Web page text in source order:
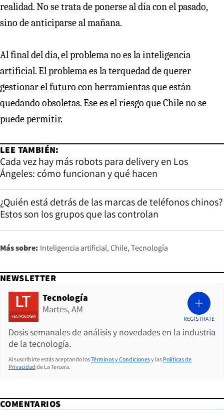
realidad. No se trata de ponerse al día con el pasado,
sino de anticiparse al mañana.
Al final del día, el problema no es la inteligencia
artificial. El problema es la terquedad de querer
gestionar el futuro con herramientas que están
quedando obsoletas. Ese es el riesgo que Chile no se
puede permitir.
LEE TAMBIÉN:
Cada vez hay más robots para delivery en Los
Ángeles: cómo funcionan y qué hacen
¿Quién está detrás de las marcas de teléfonos chinos?
Estos son los grupos que las controlan
Más sobre: Inteligencia artificial Chile Tecnología
NEWSLETTER
Tecnología
Martes, AM
Dosis semanales de análisis y novedades en la industria
de la tecnología.
REGÍSTRATE
Al suscribirte estás aceptando losTérminos y Condicionesy las Políticas de
Privacidad de La Tercera.
COMENTARIOS